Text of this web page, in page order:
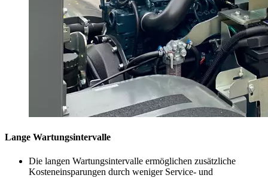
Lange Wartungsintervalle
Die langen Wartungsintervalle ermöglichen zusätzliche
Kosteneinsparungen durch weniger Service- und